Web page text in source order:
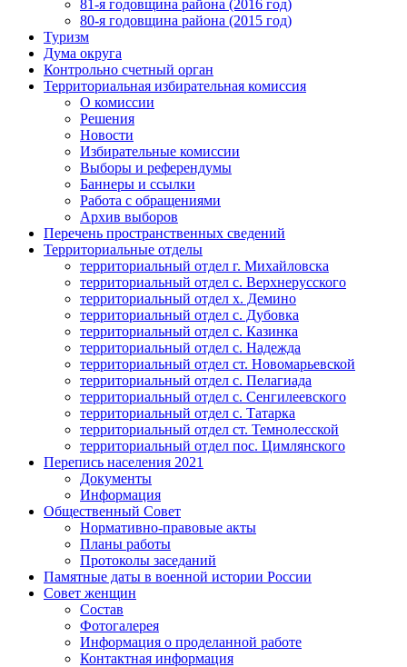
81-я годовщина района (2016 год)
80-я годовщина района (2015 год)
Туризм
Дума округа
Контрольно счетный орган
Территориальная избирательная комиссия
О комиссии
Решения
Новости
Избирательные комиссии
Выборы и референдумы
Баннеры и ссылки
Работа с обращениями
Архив выборов
Перечень пространственных сведений
Территориальные отделы
территориальный отдел г. Михайловска
территориальный отдел с. Верхнерусского
территориальный отдел х. Демино
территориальный отдел с. Дубовка
территориальный отдел с. Казинка
территориальный отдел с. Надежда
территориальный отдел ст. Новомарьевской
территориальный отдел с. Пелагиада
территориальный отдел с. Сенгилеевского
территориальный отдел с. Татарка
территориальный отдел ст. Темнолесской
территориальный отдел пос. Цимлянского
Перепись населения 2021
Документы
Информация
Общественный Совет
Нормативно-правовые акты
Планы работы
Протоколы заседаний
Памятные даты в военной истории России
Совет женщин
Состав
Фотогалерея
Информация о проделанной работе
Контактная информация